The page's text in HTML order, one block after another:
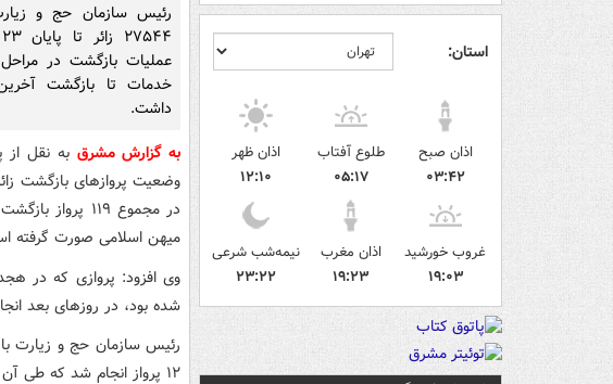
استان:
اذان صبح
۰۳:۴۲
طلوع آفتاب
۰۵:۱۷
اذان ظهر
۱۲:۱۰
غروب خورشید
۱۹:۰۳
اذان مغرب
۱۹:۲۳
نیمه‌شب شرعی
۲۳:۲۲
رئیس سازمان حج و
عملیات بازگشت در
خدمات تا بازگشت
داشت.
به گزارش مشرق به نقل از
وضعیت پروازهای بازگشت
در مجموع ۱۱۹
میهن اسلامی صورت گرفته
وی افزود: پروازی که در
شده بود، در روزهای بعد
رئیس سازمان حج و زیارت
۱۲ پرواز انجام شد که طی آن ۲ هزار و ۸۳۹ نفر از زائران ایرانی به کشور منتقل شدند.